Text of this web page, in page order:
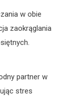
w obie
zaokrąglania
partner w
stres